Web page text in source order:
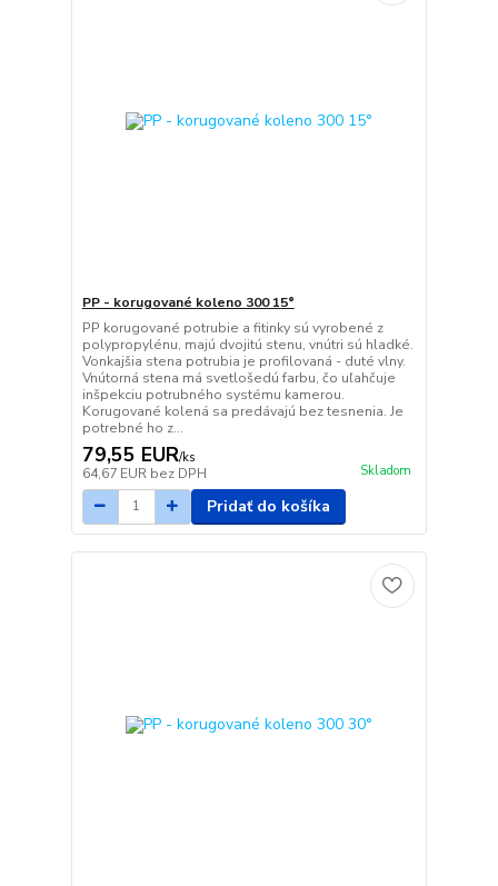
PP - korugované koleno 300 15°
PP korugované potrubie a fitinky sú vyrobené z
polypropylénu, majú dvojitú stenu, vnútri sú hladké.
Vonkajšia stena potrubia je profilovaná - duté vlny.
Vnútorná stena má svetlošedú farbu, čo uľahčuje
inšpekciu potrubného systému kamerou.
Korugované kolená sa predávajú bez tesnenia. Je
potrebné ho z...
79,55 EUR/ks
64,67 EUR bez DPH Skladom
Pridať do košíka